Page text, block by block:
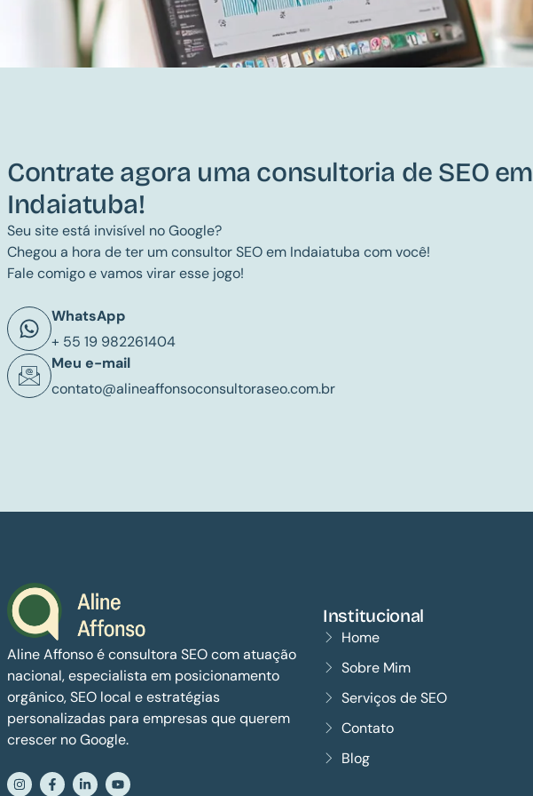
Contrate agora uma consultoria de SEO em
Indaiatuba!
Seu site está invisível no Google?
Chegou a hora de ter um consultor SEO em Indaiatuba com você!
Fale comigo e vamos virar esse jogo!
WhatsApp
+ 55 19 982261404
Meu e-mail
contato@alineaffonsoconsultoraseo.com.br
Aline Affonso é consultora SEO com atuação
nacional, especialista em posicionamento
orgânico, SEO local e estratégias
personalizadas para empresas que querem
crescer no Google.
Institucional
Home
Sobre Mim
Serviços de SEO
Contato
Blog